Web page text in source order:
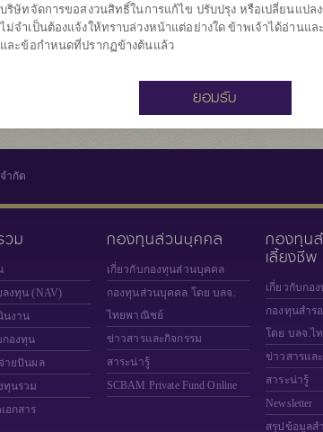
มูลค่าหน่วยลงทุน
บริษัทจัดการขอสงวนสิทธิ์ในการแก้ไข ปรับปรุง หรือเปลี่ยนแปล
ไม่จำเป็นต้องแจ้งให้ทราบล่วงหน้าแต่อย่างใด ข้าพเจ้าได้อ่านแล
และข้อกำหนดที่ปรากฏข้างต้นแล้ว
ยอมรับ
ำกัด
ม
งทุน (NAV)
นงาน
กองทุน
ายปันผล
ทุนรวม
อกสาร
กองทุนส่วนบุคคล
เกี่ยวกับกองทุนส่วนบุคคล
กองทุนส่วนบุคคล โดย บลจ.
ไทยพาณิชย์
ข่าวสารและกิจกรรม
สาระน่ารู้
SCBAM Private Fund Online
กองทุน
เลี้ยงชีพ
เกี่ยวกับกอ
กองทุนสำร
โดย บลจ.ไ
ข่าวสารแล
สาระน่ารู้
Newsletter
สรุปข้อมูลส